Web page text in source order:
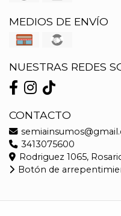
MEDIOS DE ENVÍO
NUESTRAS REDES
CONTACTO
3413075600
Rodriguez 1065,
Botón de